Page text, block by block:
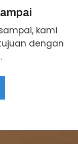
kami
dengan